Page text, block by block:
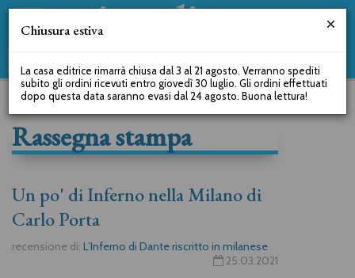
Rassegna stampa
Un po' di Inferno nella Milano di
Carlo Porta
recensione di: L’Inferno di Dante riscritto in milanese
25.03.2021
Chiusura estiva
La casa editrice rimarrà chiusa dal 3 al 21 agosto. Verranno spediti
subito gli ordini ricevuti entro giovedì 30 luglio. Gli ordini effettuati
dopo questa data saranno evasi dal 24 agosto. Buona lettura!